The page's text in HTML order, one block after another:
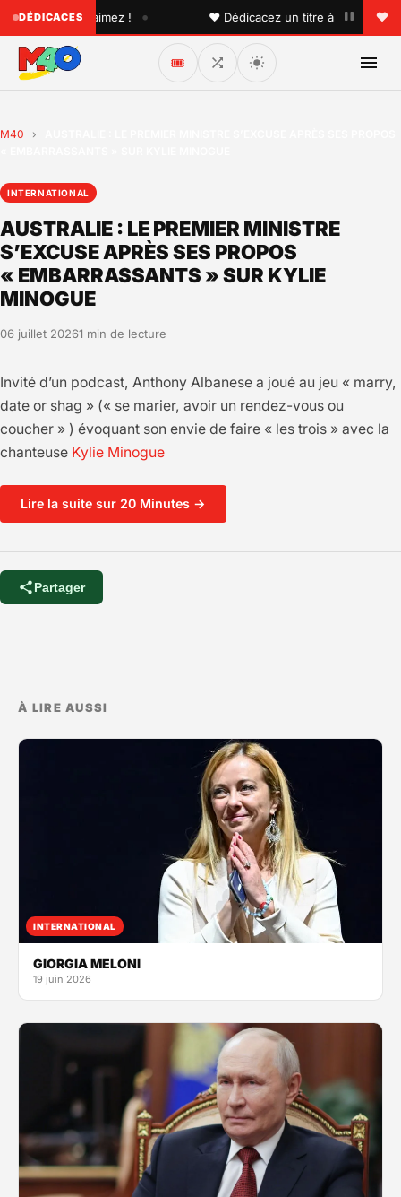
DÉDICACES
que vous aimez ! • ♥ Dédicacez un titre à vos proches
🎟️
M40 ›
INTERNATIONAL
AUSTRALIE : LE PREMIER MINISTRE
S’EXCUSE APRÈS SES PROPOS
« EMBARRASSANTS » SUR KYLIE
MINOGUE
06 juillet 20261 min de lecture
Invité d’un podcast, Anthony Albanese a joué au jeu « marry,
date or shag » (« se marier, avoir un rendez-vous ou
coucher » ) évoquant son envie de faire « les trois » avec la
chanteuse Kylie Minogue
Lire la suite sur 20 Minutes →
Partager
À LIRE AUSSI
INTERNATIONAL
GIORGIA MELONI
19 juin 2026